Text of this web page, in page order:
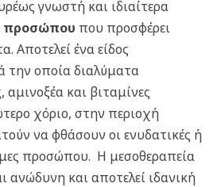
γνωστή και ιδιαίτερα
προσώπου που προσφέρει
Αποτελεί ένα είδος
την οποία διαλύματα
αμινοξέα και βιταμίνες
χόριο, στην περιοχή
να φθάσουν οι ενυδατικές ή
προσώπου. H μεσοθεραπεία
ανώδυνη και αποτελεί ιδανική